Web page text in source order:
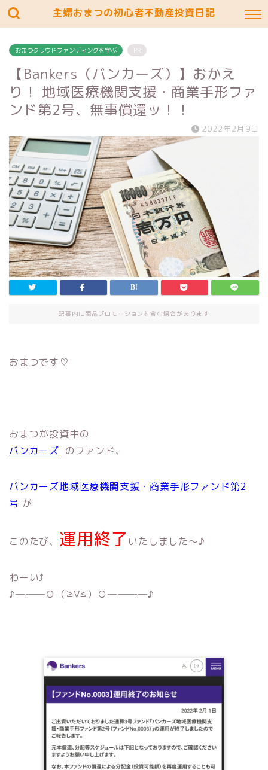
主婦おまつの初心者不動産投資日記
おまつクラウドファンディングを学ぶ PR
【Bankers（バンカーズ）】おかえ
り！ 地域医療機関支援・商業手形ファ
ンド第2号、無事償還ッ！！
2022年2月9日
記事内に商品プロモーションを含む場合があります
おまつです♡
おまつが投資中の
バンカーズ のファンド、
バンカーズ地域医療機関支援・商業手形ファンド第2
号 が
このたび、 運用終了 いたしました〜♪
わーい⤴︎
♪───Ｏ（≧∇≦）Ｏ────♪